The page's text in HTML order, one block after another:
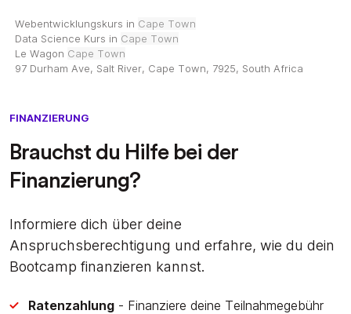
Webentwicklungskurs in Cape Town
Data Science Kurs in Cape Town
Le Wagon Cape Town
97 Durham Ave, Salt River, Cape Town, 7925, South Africa
FINANZIERUNG
Brauchst du Hilfe bei der
Finanzierung?
Informiere dich über deine
Anspruchsberechtigung und erfahre, wie du dein
Bootcamp finanzieren kannst.
Ratenzahlung - Finanziere deine Teilnahmegebühr